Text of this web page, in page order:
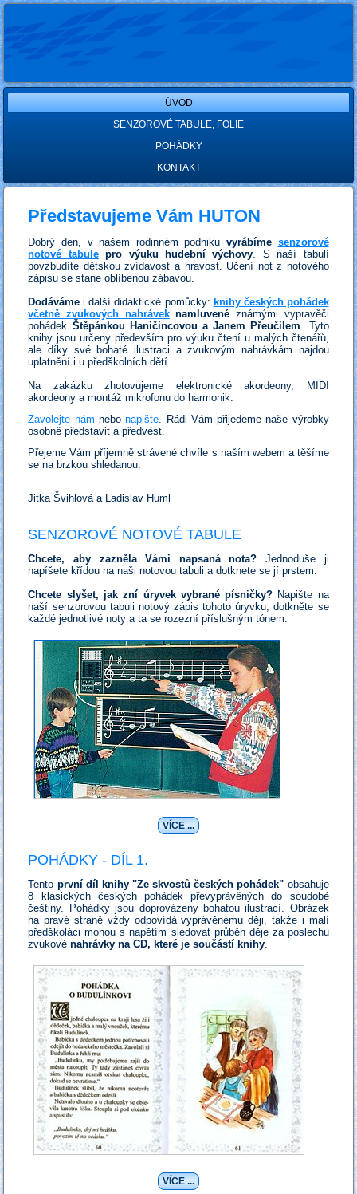
ÚVOD
SENZOROVÉ TABULE, FOLIE
POHÁDKY
KONTAKT
Představujeme Vám HUTON
Dobrý den, v našem rodinném podniku vyrábíme senzorové
notové tabulepro výuku hudební výchovy. S naší tabulí
povzbudíte dětskou zvídavost a hravost. Učení not z notového
zápisu se stane oblíbenou zábavou.
Dodáváme i další didaktické pomůcky: knihy českých pohádek
včetně zvukových nahrávek namluvené známými vypravěči
pohádek Štěpánkou Haničincovou a Janem Přeučilem. Tyto
knihy jsou určeny především pro výuku čtení u malých čtenářů,
ale díky své bohaté ilustraci a zvukovým nahrávkám najdou
uplatnění i u předškolních dětí.
Na zakázku zhotovujeme elektronické akordeony, MIDI
akordeony a montáž mikrofonu do harmonik.
Zavolejte nám nebonapište. Rádi Vám přijedeme naše výrobky
osobně představit a předvést.
Přejeme Vám příjemně strávené chvíle s naším webem a těšíme
se na brzkou shledanou.
Jitka Švihlová a Ladislav Huml
SENZOROVÉ NOTOVÉ TABULE
Chcete, aby zazněla Vámi napsaná nota? Jednoduše ji
napíšete křídou na naši notovou tabuli a dotknete se jí prstem.
Chcete slyšet, jak zní úryvek vybrané písničky? Napište na
naší senzorovou tabuli notový zápis tohoto úryvku, dotkněte se
každé jednotlivé noty a ta se rozezní příslušným tónem.
VÍCE ...
POHÁDKY - DÍL 1.
Tento první díl knihy "Ze skvostů českých pohádek" obsahuje
8 klasických českých pohádek převyprávěných do soudobé
češtiny. Pohádky jsou doprovázeny bohatou ilustrací. Obrázek
na pravé straně vždy odpovídá vyprávěnému ději, takže i malí
předškoláci mohou s napětím sledovat průběh děje za poslechu
zvukovénahrávky na CD, které je součástí knihy.
VÍCE ...